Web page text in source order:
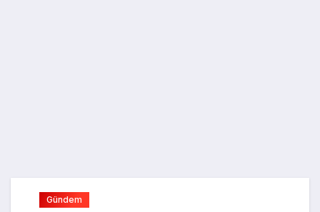
Gündem